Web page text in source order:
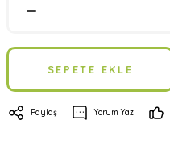
SEPETE EKLE
Paylaş Yorum Yaz